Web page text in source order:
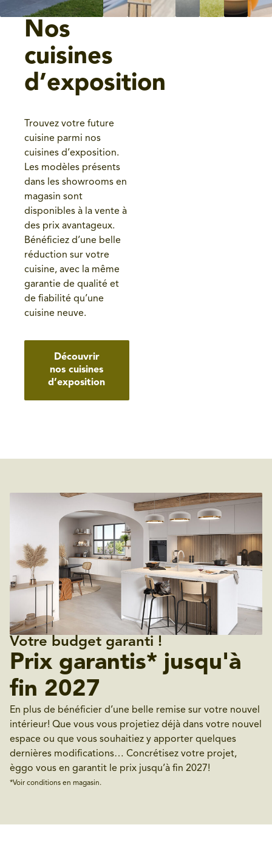
Nos
cuisines
d’exposition
Trouvez votre future
cuisine parmi nos
cuisines d’exposition.
Les modèles présents
dans les showrooms en
magasin sont
disponibles à la vente à
des prix avantageux.
Bénéficiez d’une belle
réduction sur votre
cuisine, avec la même
garantie de qualité et
de fiabilité qu’une
cuisine neuve.
Découvrir
nos cuisines
d’exposition
Votre budget garanti !
Prix garantis* jusqu'à
fin 2027
En plus de bénéficier d’une belle remise sur votre nouvel
intérieur! Que vous vous projetiez déjà dans votre nouvel
espace ou que vous souhaitiez y apporter quelques
dernières modifications… Concrétisez votre projet,
èggo vous en garantit le prix jusqu’à fin 2027!
*Voir conditions en magasin.